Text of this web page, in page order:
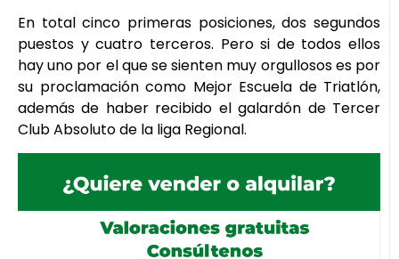
En total cinco primeras posiciones, dos segundos
puestos y cuatro terceros. Pero si de todos ellos
hay uno por el que se sienten muy orgullosos es por
su proclamación como Mejor Escuela de Triatlón,
además de haber recibido el galardón de Tercer
Club Absoluto de la liga Regional.